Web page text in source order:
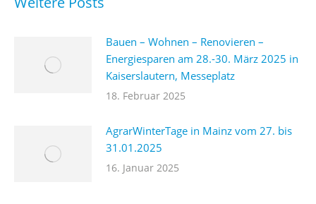
Bauen – Wohnen – Renovieren –
Energiesparen am 28.-30. März 2025 in
Kaiserslautern, Messeplatz
18. Februar 2025
AgrarWinterTage in Mainz vom 27. bis
31.01.2025
16. Januar 2025